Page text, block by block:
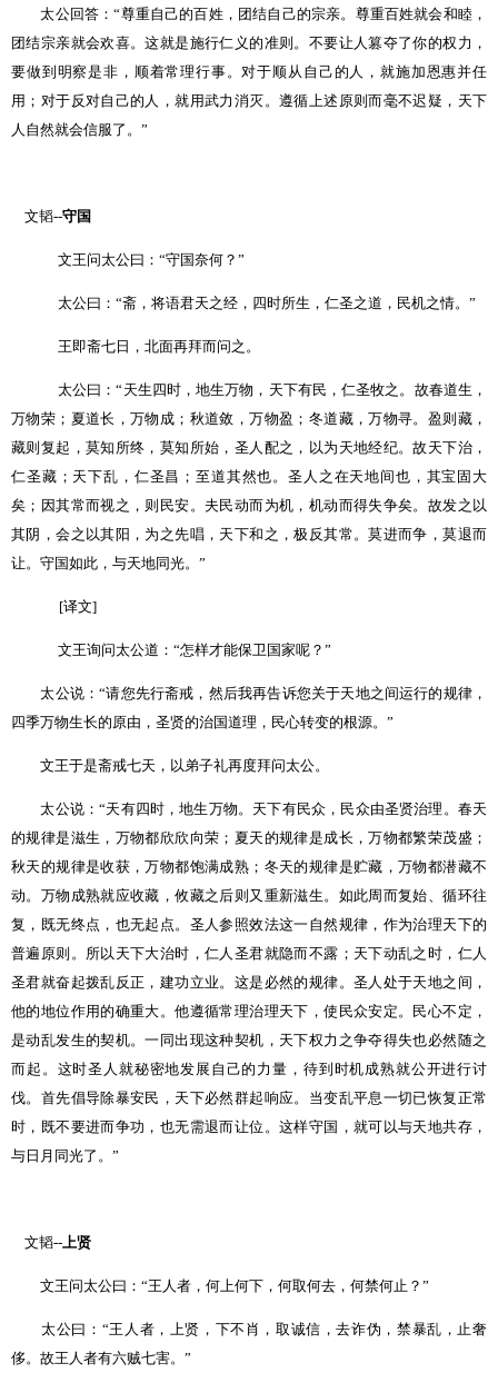
太公回答：“尊重自己的百姓，团结自己的宗亲。尊重百姓就会和睦，
团结宗亲就会欢喜。这就是施行仁义的准则。不要让人篡夺了你的权力，
要做到明察是非，顺着常理行事。对于顺从自己的人，就施加恩惠并任
用；对于反对自己的人，就用武力消灭。遵循上述原则而毫不迟疑，天下
人自然就会信服了。 ”
文韬--守国
文王问太公曰： “守国奈何？ ”
太公曰： “斋，将语君天之经，四时所生，仁圣之道，民机之情。 ”
王即斋七日，北面再拜而问之。
太公曰：“天生四时，地生万物，天下有民，仁圣牧之。故春道生，
万物荣；夏道长，万物成；秋道敛，万物盈；冬道藏，万物寻。盈则藏，
藏则复起，莫知所终，莫知所始，圣人配之，以为天地经纪。故天下治，
仁圣藏；天下乱，仁圣昌；至道其然也。圣人之在天地间也，其宝固大
矣；因其常而视之，则民安。夫民动而为机，机动而得失争矣。故发之以
其阴，会之以其阳，为之先唱，天下和之，极反其常。莫进而争，莫退而
让。守国如此，与天地同光。 ”
[译文]
文王询问太公道： “怎样才能保卫国家呢？ ”
太公说：“请您先行斋戒，然后我再告诉您关于天地之间运行的规律，
四季万物生长的原由，圣贤的治国道理，民心转变的根源。 ”
文王于是斋戒七天，以弟子礼再度拜问太公。
太公说：“天有四时，地生万物。天下有民众，民众由圣贤治理。春天
的规律是滋生，万物都欣欣向荣；夏天的规律是成长，万物都繁荣茂盛；
秋天的规律是收获，万物都饱满成熟；冬天的规律是贮藏，万物都潜藏不
动。万物成熟就应收藏，攸藏之后则又重新滋生。如此周而复始、循环往
复，既无终点，也无起点。圣人参照效法这一自然规律，作为治理天下的
普遍原则。所以天下大治时，仁人圣君就隐而不露；天下动乱之时，仁人
圣君就奋起拨乱反正，建功立业。这是必然的规律。圣人处于天地之间，
他的地位作用的确重大。他遵循常理治理天下，使民众安定。民心不定，
是动乱发生的契机。一同出现这种契机，天下权力之争夺得失也必然随之
而起。这时圣人就秘密地发展自己的力量，待到时机成熟就公开进行讨
伐。首先倡导除暴安民，天下必然群起响应。当变乱平息一切已恢复正常
时，既不要进而争功，也无需退而让位。这样守国，就可以与天地共存，
与日月同光了。 ”
文韬--上贤
文王问太公曰： “王人者，何上何下，何取何去，何禁何止？ ”
太公曰： “王人者，上贤，下不肖，取诚信，去诈伪，禁暴乱，止奢
侈。故王人者有六贼七害。 ”